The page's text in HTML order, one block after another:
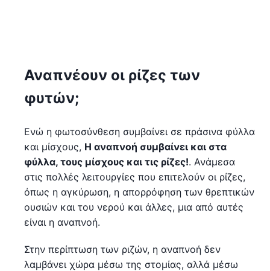
Αναπνέουν οι ρίζες των
φυτών;
Ενώ η φωτοσύνθεση συμβαίνει σε πράσινα φύλλα
και μίσχους, Η αναπνοή συμβαίνει και στα
φύλλα, τους μίσχους και τις ρίζες!. Ανάμεσα
στις πολλές λειτουργίες που επιτελούν οι ρίζες,
όπως η αγκύρωση, η απορρόφηση των θρεπτικών
ουσιών και του νερού και άλλες, μια από αυτές
είναι η αναπνοή.
Στην περίπτωση των ριζών, η αναπνοή δεν
λαμβάνει χώρα μέσω της στομίας, αλλά μέσω